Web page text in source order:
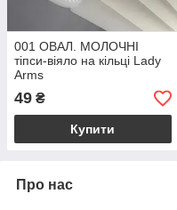
001 ОВАЛ. МОЛОЧНІ
тіпси-віяло на кільці Lady
Arms
49 ₴
Купити
Про нас